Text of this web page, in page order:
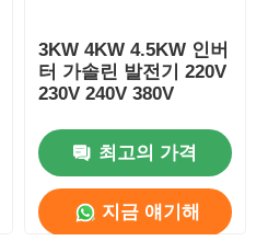
3KW 4KW 4.5KW 인버
터 가솔린 발전기 220V
230V 240V 380V
최고의 가격
지금 얘기해